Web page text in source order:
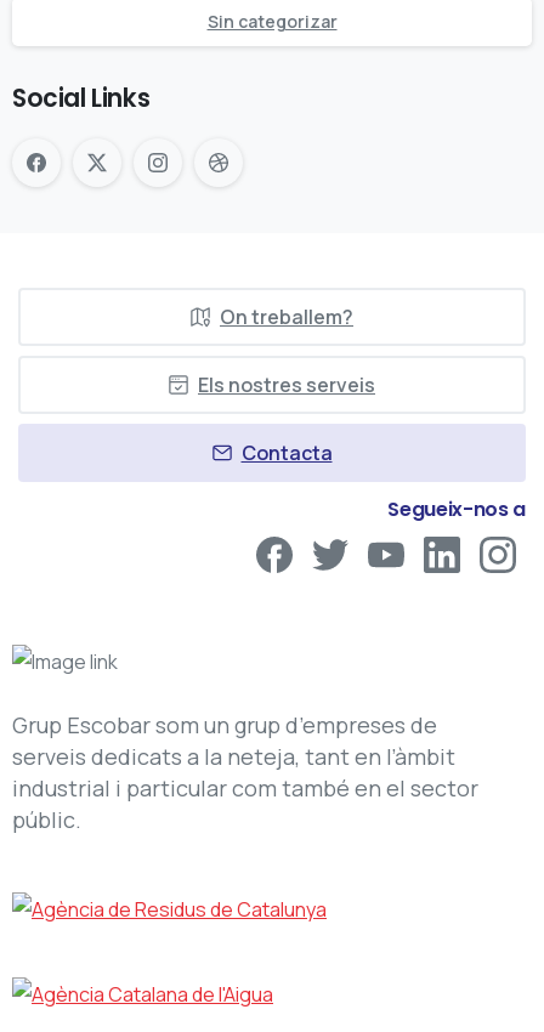
Sin categorizar
Social Links
On treballem?
Els nostres serveis
Contacta
Segueix-nos a
Grup Escobar som un grup d’empreses de
serveis dedicats a la neteja, tant en l’àmbit
industrial i particular com també en el sector
públic.